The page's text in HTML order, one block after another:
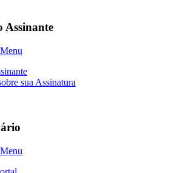
Assinante
sua Assinatura